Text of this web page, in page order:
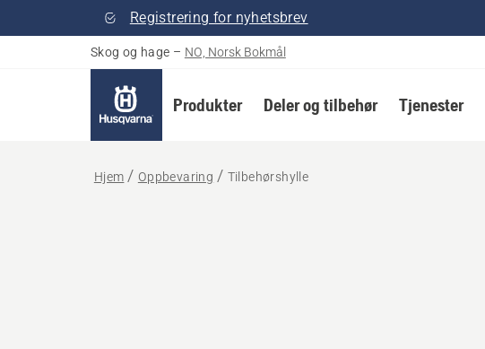
Registrering for nyhetsbrev
Skog og hage – NO, Norsk Bokmål
Produkter Deler og tilbehør Tjenester
Hjem Oppbevaring Tilbehørshylle